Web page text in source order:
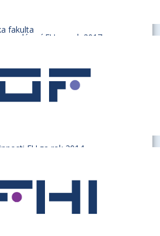
fakulta
EU za rok 2017
EU za rok 2016
EU za rok 2015
EU za rok 2014
EU za rok 2013
EU za rok 2012